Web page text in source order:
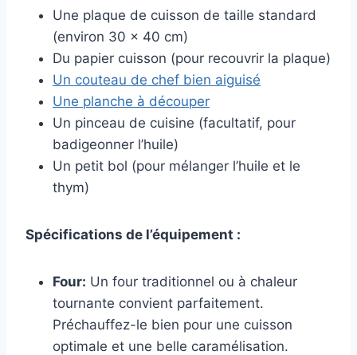
Une plaque de cuisson de taille standard
(environ 30 x 40 cm)
Du papier cuisson (pour recouvrir la plaque)
Un couteau de chef bien aiguisé
Une planche à découper
Un pinceau de cuisine (facultatif, pour
badigeonner l’huile)
Un petit bol (pour mélanger l’huile et le
thym)
Spécifications de l’équipement :
Four: Un four traditionnel ou à chaleur
tournante convient parfaitement.
Préchauffez-le bien pour une cuisson
optimale et une belle caramélisation.